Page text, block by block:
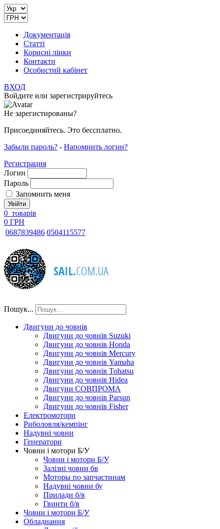
Документація
Статті
Корисні лінки
Контакти
Особистий кабінет
ВХОД
Войдите или зарегистрируйтесь
Не зарегистированы?
Присоединяйтесь. Это бессплатно.
Забыли пароль? - Напомнить логин?
Регистрация
Логин
Пароль
Запомнить меня
0 товарів
0 ГРН
0687839486 0504115577
Пошук...
Двигуни до човнів
Двигуни до човнів Suzuki
Двигуни до човнів Honda
Двигуни до човнів Mercury
Двигуни до човнів Yamaha
Двигуни до човнів Tohatsu
Двигуни до човнів Hidea
Двигуни СОВПРОМА
Двигуни до човнів Parsun
Двигуни до човнів Fisher
Електромотори
Риболовля/кемпінг
Надувні човни
Генератори
Човни і мотори Б/У
Човни і мотори Б/У
Залізні човни бв
Моторы по запчастинам
Надувні човни бу
Прилади б/в
Гвинти б/в
Човни і мотори Б/У
Обладнання